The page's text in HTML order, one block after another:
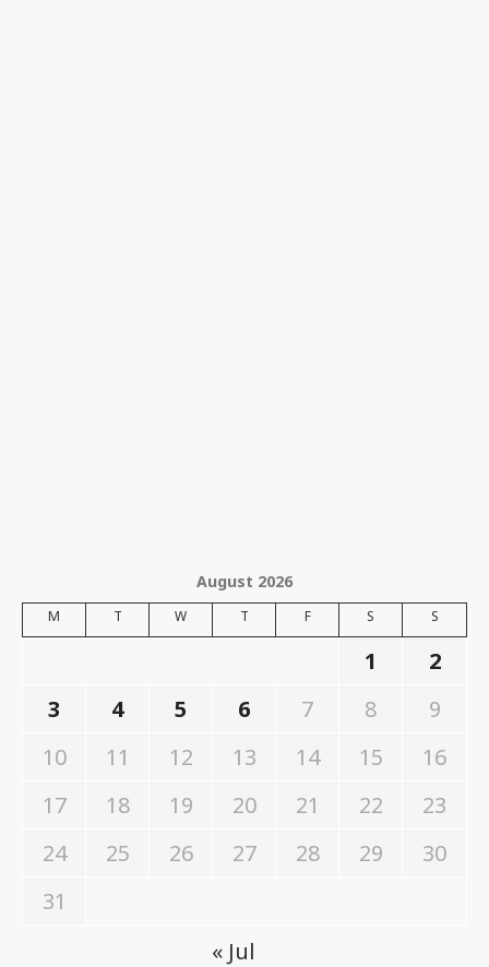
August 2026
M T W T F S S
1
2
3
4 5 6 7 8
9
10
11 12 13 14 15
16
17
18 19 20 21 22
23
24
25 26 27 28 29
30
31
« Jul